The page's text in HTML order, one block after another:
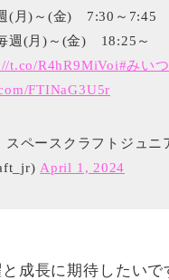
(月)～(金) 7:30～7:45
週(月)～(金) 18:25～
t.co/R4hR9MiVoi#みい
FTINaG3U5r
ペースクラフトジュニ
April 1, 2024
成長に期待したいで